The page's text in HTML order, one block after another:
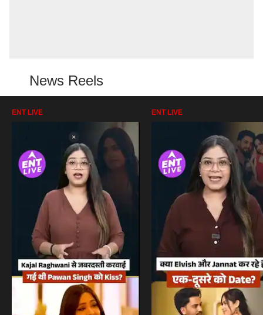
News Reels
ENT LIVE ENT LIVE